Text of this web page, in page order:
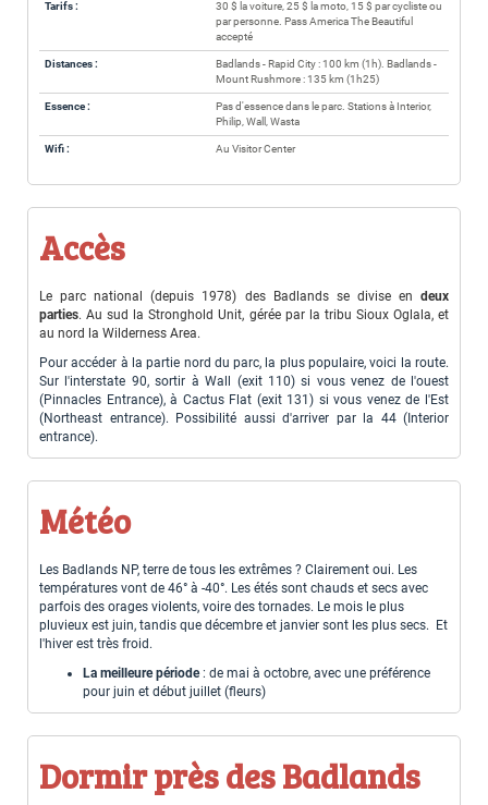
Tarifs :
30 $ la voiture, 25 $ la moto, 15 $ par cycliste ou
par personne. Pass America The Beautiful
accepté
Distances :
Badlands - Rapid City : 100 km (1h). Badlands -
Mount Rushmore : 135 km (1h25)
Essence :
Pas d'essence dans le parc. Stations à Interior,
Philip, Wall, Wasta
Wifi : Au Visitor Center
Accès
Le parc national (depuis 1978) des Badlands se divise en deux
parties. Au sud la Stronghold Unit, gérée par la tribu Sioux Oglala, et
au nord la Wilderness Area.
Pour accéder à la partie nord du parc, la plus populaire, voici la route.
Sur l'interstate 90, sortir à Wall (exit 110) si vous venez de l'ouest
(Pinnacles Entrance), à Cactus Flat (exit 131) si vous venez de l'Est
(Northeast entrance). Possibilité aussi d'arriver par la 44 (Interior
entrance).
Météo
Les Badlands NP, terre de tous les extrêmes ? Clairement oui. Les
températures vont de 46° à -40°. Les étés sont chauds et secs avec
parfois des orages violents, voire des tornades. Le mois le plus
pluvieux est juin, tandis que décembre et janvier sont les plus secs. Et
l'hiver est très froid.
La meilleure période: de mai à octobre, avec une préférence
pour juin et début juillet (fleurs)
Dormir près des Badlands